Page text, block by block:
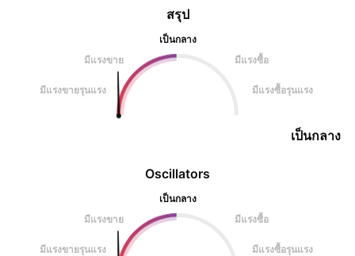
Oscillators
เป็นกลาง
มีแรงขาย
มีแรงซื้อ
มีแรงขายรุนแรง มีแรงซื้อรุนแรง
สรุป
เป็นกลาง
มีแรงขาย
มีแรงซื้อ
มีแรงขายรุนแรง มีแรงซื้อรุนแรง
เป็นกลาง